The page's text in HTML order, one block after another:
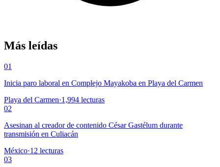
Más leídas
01
Inicia paro laboral en Complejo Mayakoba en Playa del Carmen
Playa del Carmen·1,994 lecturas
02
Asesinan al creador de contenido César Gastélum durante
transmisión en Culiacán
México·12 lecturas
03